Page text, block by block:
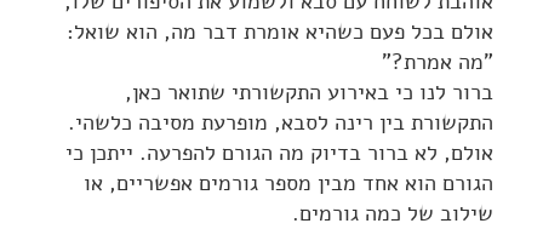
אולם בכל פעם כשהיא אומרת דבר מה, הוא שואל:
"מה אמרת?"
ברור לנו כי באירוע התקשורתי שתואר כאן,
התקשורת בין רינה לסבא, מופרעת מסיבה כלשהי.
אולם, לא ברור בדיוק מה הגורם להפרעה. ייתכן כי
הגורם הוא אחד מבין מספר גורמים אפשריים, או
שילוב של כמה גורמים.